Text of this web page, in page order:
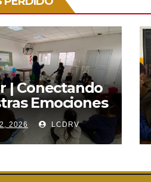
| Conectando
Emociones
2026 LCDRV